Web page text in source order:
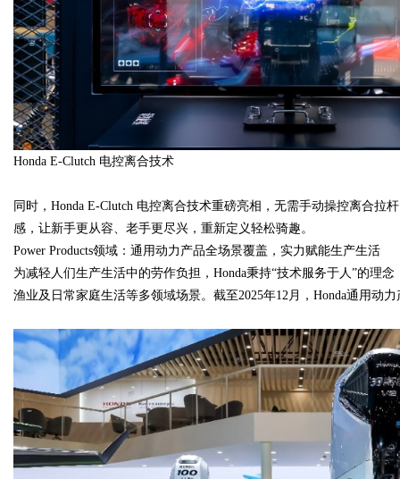
Honda E-Clutch 电控离合技术
同时，Honda E-Clutch 电控离合技术重磅亮相，无需手动操控离合
感，让新手更从容、老手更尽兴，重新定义轻松骑趣。
Power Products领域：通用动力产品全场景覆盖，实力赋能生产生活
为减轻人们生产生活中的劳作负担，Honda秉持“技术服务于人”的理
渔业及日常家庭生活等多领域场景。截至2025年12月，Honda通用动